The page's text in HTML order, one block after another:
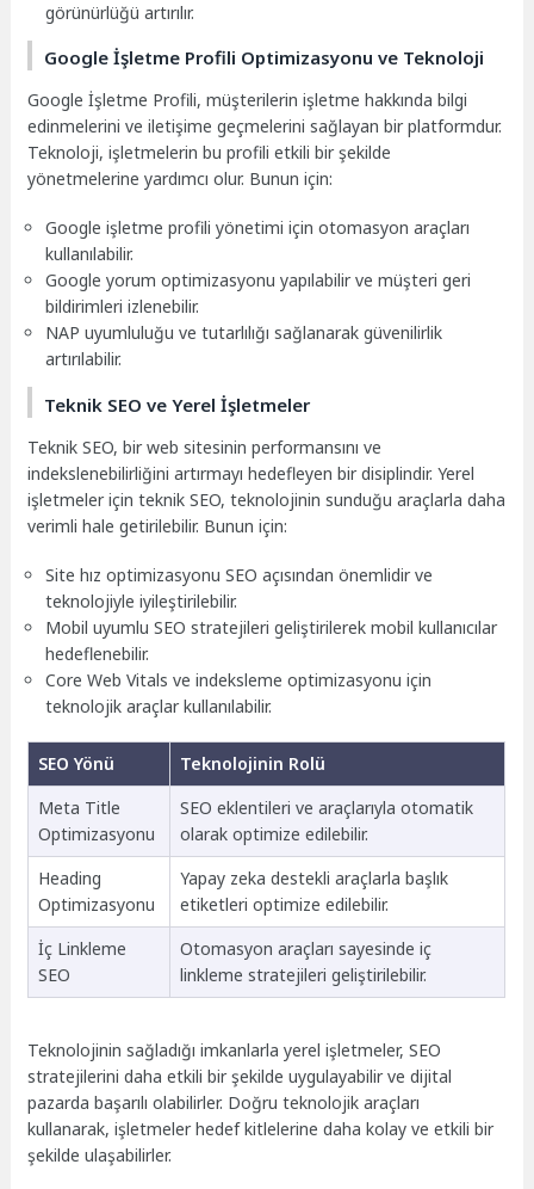
görünürlüğü artırılır.
Google İşletme Profili Optimizasyonu ve Teknoloji
Google İşletme Profili, müşterilerin işletme hakkında bilgi
edinmelerini ve iletişime geçmelerini sağlayan bir platformdur.
Teknoloji, işletmelerin bu profili etkili bir şekilde
yönetmelerine yardımcı olur. Bunun için:
Google işletme profili yönetimi için otomasyon araçları
kullanılabilir.
Google yorum optimizasyonu yapılabilir ve müşteri geri
bildirimleri izlenebilir.
NAP uyumluluğu ve tutarlılığı sağlanarak güvenilirlik
artırılabilir.
Teknik SEO ve Yerel İşletmeler
Teknik SEO, bir web sitesinin performansını ve
indekslenebilirliğini artırmayı hedefleyen bir disiplindir. Yerel
işletmeler için teknik SEO, teknolojinin sunduğu araçlarla daha
verimli hale getirilebilir. Bunun için:
Site hız optimizasyonu SEO açısından önemlidir ve
teknolojiyle iyileştirilebilir.
Mobil uyumlu SEO stratejileri geliştirilerek mobil kullanıcılar
hedeflenebilir.
Core Web Vitals ve indeksleme optimizasyonu için
teknolojik araçlar kullanılabilir.
SEO Yönü
Teknolojinin Rolü
Meta Title
Optimizasyonu
SEO eklentileri ve araçlarıyla otomatik
olarak optimize edilebilir.
Heading
Optimizasyonu
Yapay zeka destekli araçlarla başlık
etiketleri optimize edilebilir.
İç Linkleme
SEO
Otomasyon araçları sayesinde iç
linkleme stratejileri geliştirilebilir.
Teknolojinin sağladığı imkanlarla yerel işletmeler, SEO
stratejilerini daha etkili bir şekilde uygulayabilir ve dijital
pazarda başarılı olabilirler. Doğru teknolojik araçları
kullanarak, işletmeler hedef kitlelerine daha kolay ve etkili bir
şekilde ulaşabilirler.